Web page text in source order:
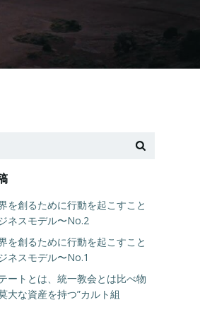
を創るために行動を起こすこと
ネスモデル〜No.2
を創るために行動を起こすこと
ネスモデル〜No.1
ートとは、統一教会とは比べ物
大な資産を持つ”カルト組